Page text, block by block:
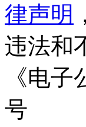
律声明
违法和
《电
号